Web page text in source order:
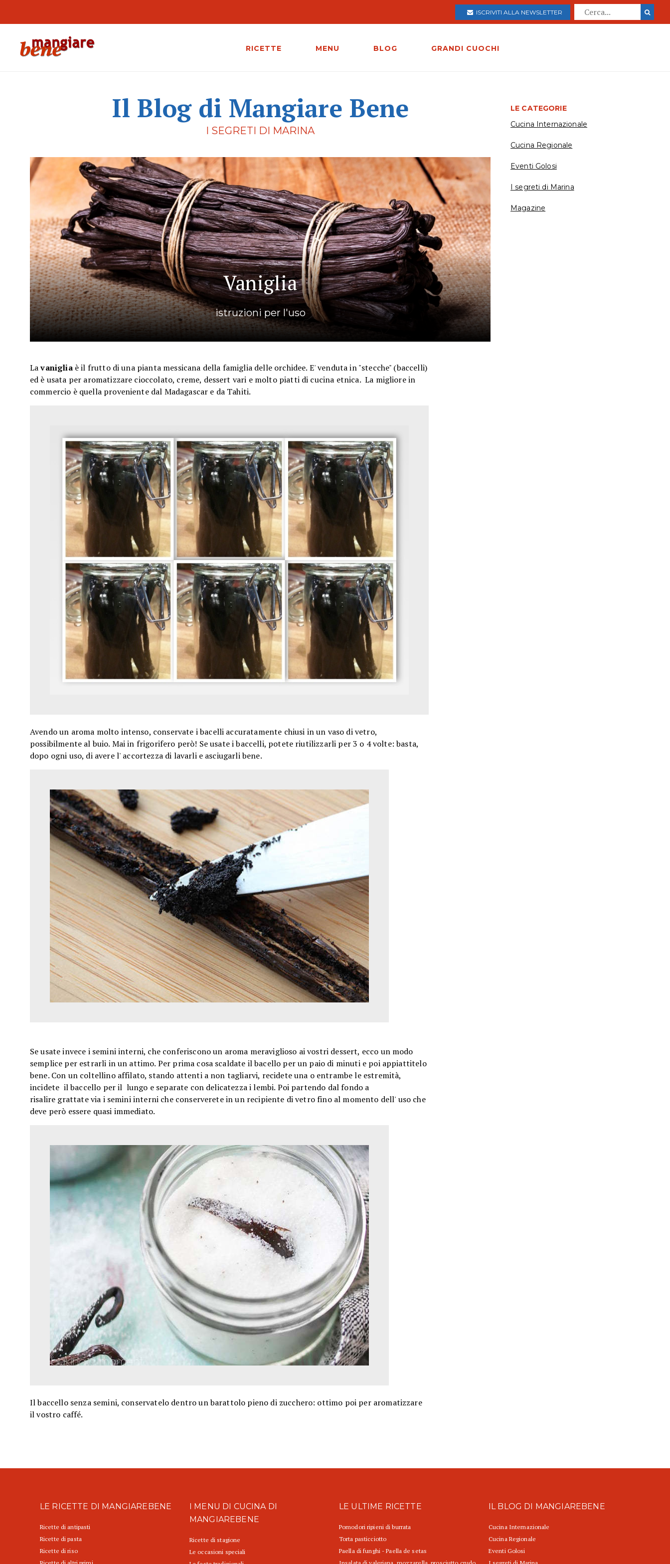
ISCRIVITI ALLA NEWSLETTER
RICETTE MENU BLOG GRANDI CUOCHI
Il Blog di Mangiare Bene
I SEGRETI DI MARINA
Vaniglia
istruzioni per l'uso
Lavanigliaè il frutto di una pianta messicana della famiglia delle orchidee. E' venduta in "stecche" (baccelli)
ed è usata per aromatizzare cioccolato, creme, dessert vari e molto piatti di cucina etnica. La migliore in
commercio è quella proveniente dal Madagascar e da Tahiti.
Avendo un aroma molto intenso, conservate i bacelli accuratamente chiusi in un vaso di vetro,
possibilmente al buio. Mai in frigorifero però! Se usate i baccelli, potete riutilizzarli per 3 o 4 volte: basta,
dopo ogni uso, di avere l' accortezza di lavarli e asciugarli bene.
Se usate invece i semini interni, che conferiscono un aroma meraviglioso ai vostri dessert, ecco un modo
semplice per estrarli in un attimo. Per prima cosa scaldate il bacello per un paio di minuti e poi appiattitelo
bene. Con un coltellino affilato, stando attenti a non tagliarvi, recidete una o entrambe le estremità,
incidete il baccello per il lungo e separate con delicatezza i lembi. Poi partendo dal fondo a
risalire grattate via i semini interni che conserverete in un recipiente di vetro fino al momento dell' uso che
deve però essere quasi immediato.
Il baccello senza semini, conservatelo dentro un barattolo pieno di zucchero: ottimo poi per aromatizzare
il vostro caffé.
LE CATEGORIE
Cucina Internazionale
Cucina Regionale
Eventi Golosi
I segreti di Marina
Magazine
LE RICETTE DI MANGIAREBENE
Ricette di antipasti
Ricette di pasta
Ricette di riso
I MENU DI CUCINA DI
MANGIAREBENE
Ricette di stagione
Le occasioni speciali
LE ULTIME RICETTE
Pomodori ripieni di burrata
Torta pasticciotto
Paella di funghi - Paella de setas
IL BLOG DI MANGIAREBENE
Cucina Internazionale
Cucina Regionale
Eventi Golosi